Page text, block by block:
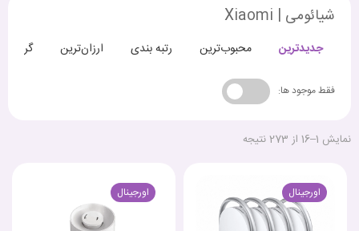
شیائومی | Xiaomi
جدیدترین محبوب‌ترین رتبه بندی ارزان‌ترین
فقط موجود ها:
نمایش 1–16 از 273 نتیجه
اورجینال اورجینال